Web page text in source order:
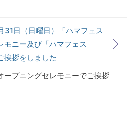
31日（日曜日）「ハマフェス
モニー及び「ハマフェス
挨拶をしました
ープニングセレモニーでご挨拶